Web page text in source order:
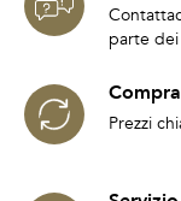
parte
Prezzi